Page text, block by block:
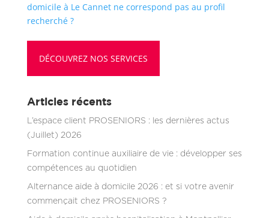
domicile à Le Cannet ne correspond pas au profil
recherché ?
DÉCOUVREZ NOS SERVICES
Articles récents
L’espace client PROSENIORS : les dernières actus
(Juillet) 2026
Formation continue auxiliaire de vie : développer ses
compétences au quotidien
Alternance aide à domicile 2026 : et si votre avenir
commençait chez PROSENIORS ?